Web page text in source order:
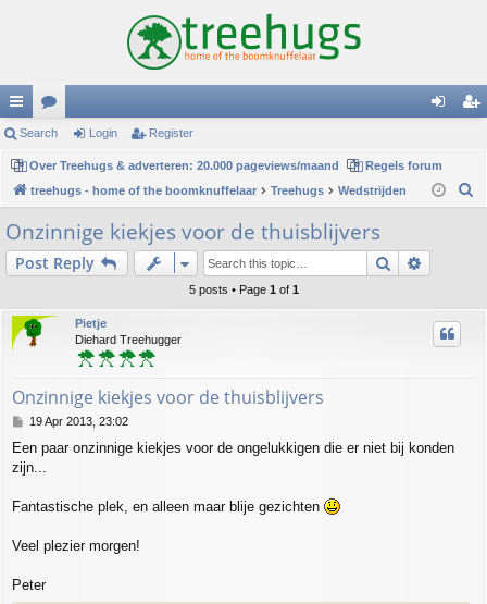
ui
ck
lin
ks
or
u
m
s
in
er
Search Login Register
Over Treehugs & adverteren: 20.000 pageviews/maand
Regels forum
treehugs - home of the boomknuffelaar
Treehugs Wedstrijden
h
Onzinnige kiekjes voor de thuisblijvers
Post Reply Search
5 posts • Page 1 of 1
Pietje
Diehard Treehugger
Onzinnige kiekjes voor de thuisblijvers
P
s
t
19 Apr 2013, 23:02
Een paar onzinnige kiekjes voor de ongelukkigen die er niet bij konden
zijn...
Fantastische plek, en alleen maar blije gezichten
Veel plezier morgen!
Peter